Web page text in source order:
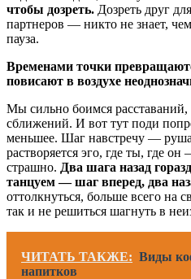
чтобы дозреть. Дозреть друг
партнеров — никто не знает,
пауза.
Временами точки
повисают в воздухе
Мы сильно боимся
сближений. И вот тут поди
меньшее. Шаг навстречу —
растворяется эго, где ты, где
страшно. Два шага назад
танцуем — шаг вперед, два
оттолкнуться, больше всего на
так и не решиться шагнуть в
ЧИТАТЬ ТАКЖЕ: Виды
напитков